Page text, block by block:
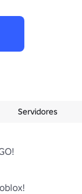
Servidores